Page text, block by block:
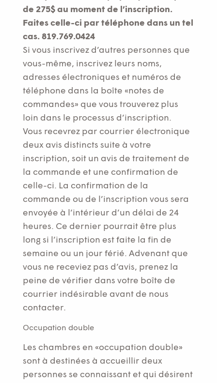
de 275$ au moment de l’inscription.
Faites celle-ci par téléphone dans un tel
cas. 819.769.0424
Si vous inscrivez d’autres personnes que
vous-même, inscrivez leurs noms,
adresses électroniques et numéros de
téléphone dans la boîte «notes de
commandes» que vous trouverez plus
loin dans le processus d’inscription.
Vous recevrez par courrier électronique
deux avis distincts suite à votre
inscription, soit un avis de traitement de
la commande et une confirmation de
celle-ci. La confirmation de la
commande ou de l’inscription vous sera
envoyée à l’intérieur d’un délai de 24
heures. Ce dernier pourrait être plus
long si l’inscription est faite la fin de
semaine ou un jour férié. Advenant que
vous ne receviez pas d’avis, prenez la
peine de vérifier dans votre boîte de
courrier indésirable avant de nous
contacter.
Occupation double
Les chambres en «occupation double»
sont à destinées à accueillir deux
personnes se connaissant et qui désirent